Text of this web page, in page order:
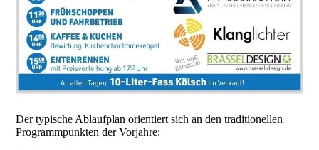
Der typische Ablaufplan orientiert sich an den traditionellen
Programmpunkten der Vorjahre: